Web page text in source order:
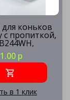
коньков
с пропиткой,
244см,
р
в 1 клик